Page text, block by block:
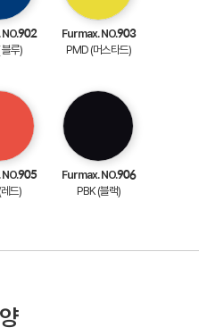
루)
Furmax. NO.903
PMD (머스타드)
드)
Furmax. NO.906
PBK (블랙)